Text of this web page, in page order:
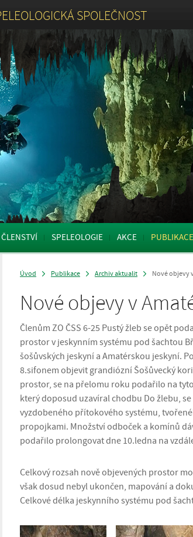
SPOLEČNOST
ČLENSTVÍ SPELEOLOGIE AKCE PUBLIKACE
Úvod Publikace Archiv aktualit Nové objevy
Nové objevy v
Členům ZO ČSS 6-25 Pustý žleb se opět
prostor v jeskynním systému pod šachtou
šošůvských jeskyní a Amatérskou jeskyní.
8.sifonem objevit grandiózní Šošůvecký
prostor, se na přelomu roku podařilo na
který doposud uzavíral chodbu Do žlebu,
vyzdobeného přítokového systému,
propojkami. Množství odboček a komínů
podařilo prolongovat dne 10.ledna na
Celkový rozsah nově objevených prostor
však dosud nebyl ukončen, mapování a
Celkové délka jeskynního systému pod